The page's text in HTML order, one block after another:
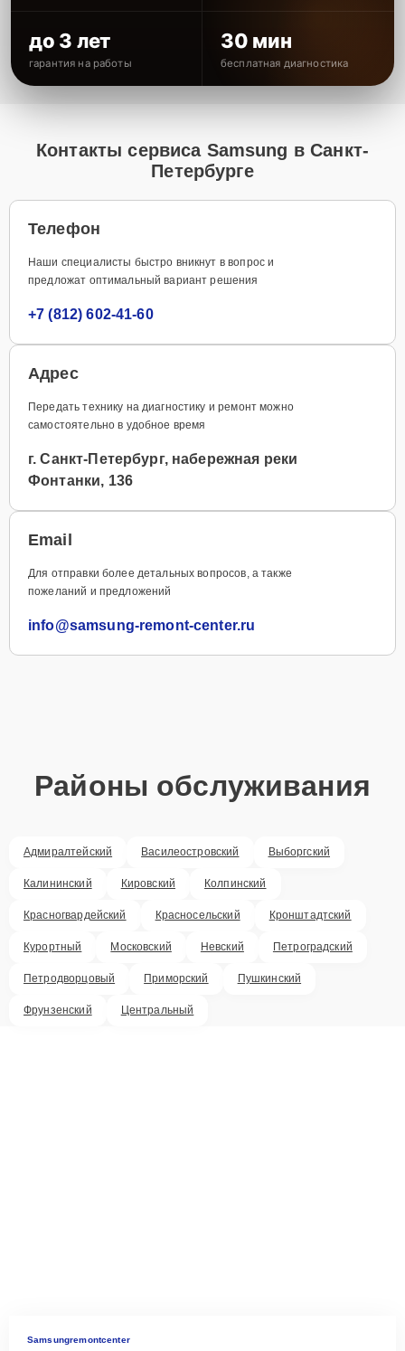
до 3 лет
гарантия на работы
30 мин
бесплатная диагностика
Контакты сервиса Samsung в Санкт-
Петербурге
Телефон
Наши специалисты быстро вникнут в вопрос и
предложат оптимальный вариант решения
+7 (812) 602-41-60
Адрес
Передать технику на диагностику и ремонт можно
самостоятельно в удобное время
г. Санкт-Петербург, набережная реки
Фонтанки, 136
Email
Для отправки более детальных вопросов, а также
пожеланий и предложений
info@samsung-remont-center.ru
Районы обслуживания
Адмиралтейский Василеостровский Выборгский
Калининский Кировский Колпинский
Красногвардейский Красносельский Кронштадтский
Курортный Московский Невский Петроградский
Петродворцовый Приморский Пушкинский
Фрунзенский Центральный
Samsungremontcenter